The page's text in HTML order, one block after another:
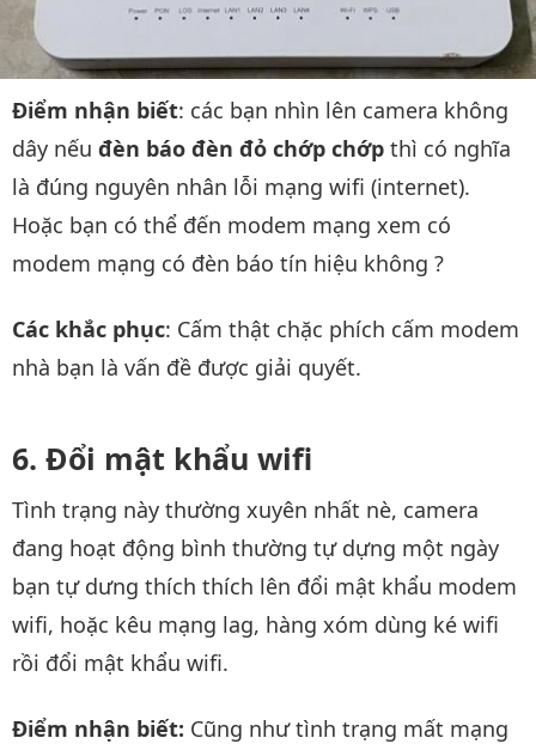
Điểm nhận biết: các bạn nhìn lên camera không
dây nếu đèn báo đèn đỏ chớp chớp thì có nghĩa
là đúng nguyên nhân lỗi mạng wifi (internet).
Hoặc bạn có thể đến modem mạng xem có
modem mạng có đèn báo tín hiệu không ?
Các khắc phục: Cấm thật chặc phích cấm modem
nhà bạn là vấn đề được giải quyết.
Đổi mật khẩu wifi
Tình trạng này thường xuyên nhất nè, camera
đang hoạt động bình thường tự dựng một ngày
bạn tự dưng thích thích lên đổi mật khẩu modem
wifi, hoặc kêu mạng lag, hàng xóm dùng ké wifi
rồi đổi mật khẩu wifi.
Điểm nhận biết: Cũng như tình trạng mất mạng